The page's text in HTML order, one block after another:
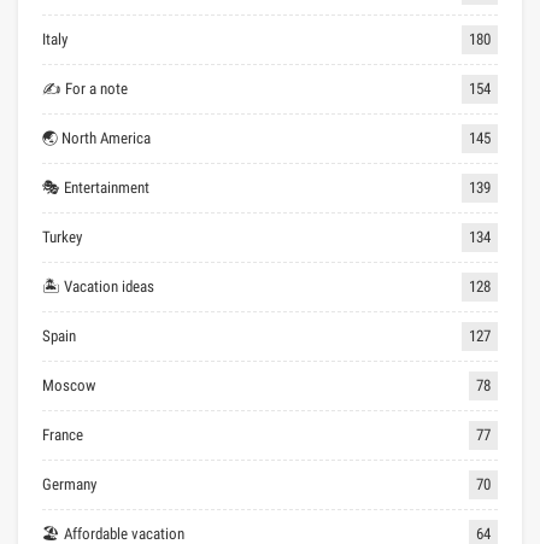
Italy 180
✍ For a note 154
🌏 North America 145
🎭 Entertainment 139
Turkey 134
🏝 Vacation ideas 128
Spain 127
Moscow 78
France 77
Germany 70
🏖 Affordable vacation 64